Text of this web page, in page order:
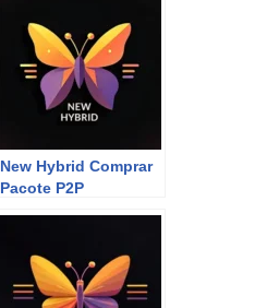
New Hybrid Comprar
Pacote P2P